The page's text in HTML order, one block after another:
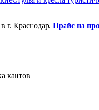
г. Краснодар. Прайс на
кантов